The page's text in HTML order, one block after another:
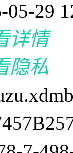
29
详情
隐私